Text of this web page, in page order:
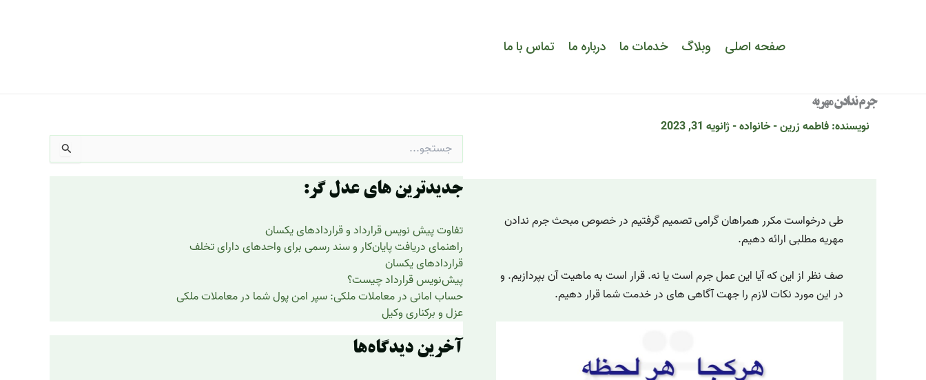
صفحه اصلی وبلاگ خدمات ما درباره ما تماس با ما
جرم ندادن مهریه
نویسنده:فاطمه زرین-خانواده-ژانویه 31, 2023
طی درخواست مکرر همراهان گرامی تصمیم گرفتیم در خصوص مبحث جرم ندادن
مهریه مطلبی ارائه دهیم.
صف نظر از این که آیا این عمل جرم است یا نه. قرار است به ماهیت آن بپردازیم. و
در این مورد نکات لازم را جهت آگاهی های در خدمت شما قرار دهیم.
جستجو
برای:
جدیدترین های عدل گر:
تفاوت پیش نویس قرارداد و قراردادهای یکسان
راهنمای دریافت پایان‌کار و سند رسمی برای واحدهای دارای تخلف
قراردادهای یکسان
پیش‌نویس قرارداد چیست؟
حساب امانی در معاملات ملکی: سپر امن پول شما در معاملات ملکی
عزل و برکناری وکیل
آخرین دیدگاه‌ها